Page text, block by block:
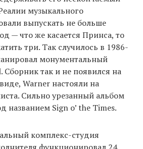
музыкального
выпускать не больше
— что же касается Принса, то
три. Так случилось в 1986-
монументальный
Сборник так и не появился на
Warner настояли на
Сильно урезанный альбом
названием Sign o’ the Times.
комплекс-студия